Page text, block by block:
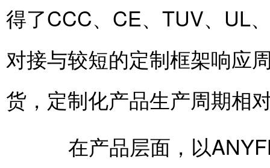
得了CCC、CE、TUV、UL
对接与较短的定制框架响应
货，定制化产品生产周期相
在产品层面，以